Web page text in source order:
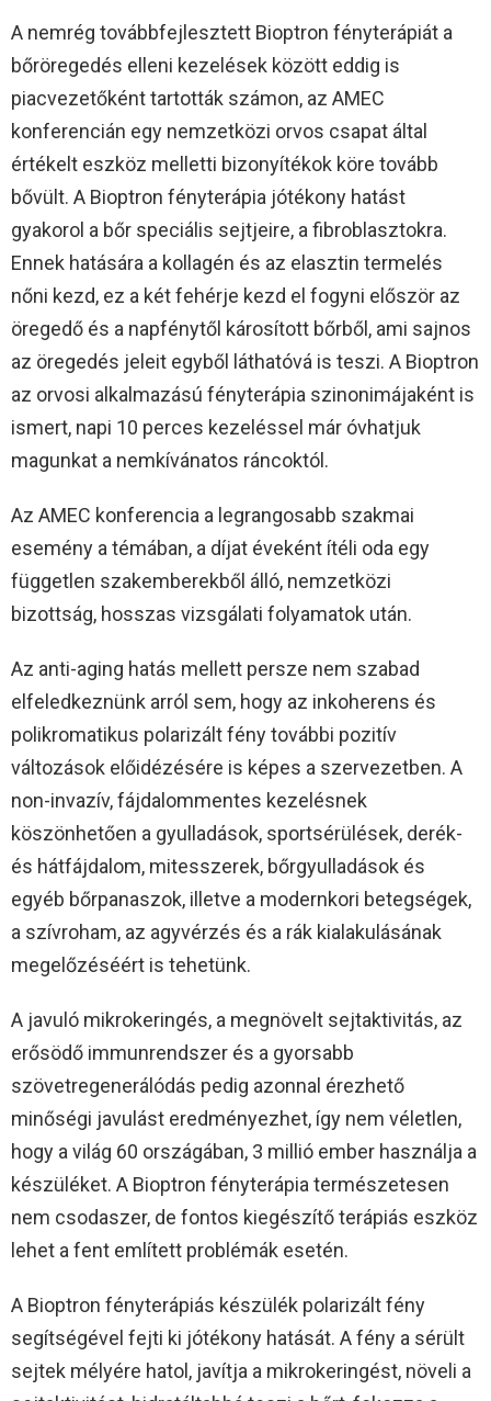
A nemrég továbbfejlesztett Bioptron fényterápiát a
bőröregedés elleni kezelések között eddig is
piacvezetőként tartották számon, az AMEC
konferencián egy nemzetközi orvos csapat által
értékelt eszköz melletti bizonyítékok köre tovább
bővült. A Bioptron fényterápia jótékony hatást
gyakorol a bőr speciális sejtjeire, a fibroblasztokra.
Ennek hatására a kollagén és az elasztin termelés
nőni kezd, ez a két fehérje kezd el fogyni először az
öregedő és a napfénytől károsított bőrből, ami sajnos
az öregedés jeleit egyből láthatóvá is teszi. A Bioptron
az orvosi alkalmazású fényterápia szinonimájaként is
ismert, napi 10 perces kezeléssel már óvhatjuk
magunkat a nemkívánatos ráncoktól.
Az AMEC konferencia a legrangosabb szakmai
esemény a témában, a díjat éveként ítéli oda egy
független szakemberekből álló, nemzetközi
bizottság, hosszas vizsgálati folyamatok után.
Az anti-aging hatás mellett persze nem szabad
elfeledkeznünk arról sem, hogy az inkoherens és
polikromatikus polarizált fény további pozitív
változások előidézésére is képes a szervezetben. A
non-invazív, fájdalommentes kezelésnek
köszönhetően a gyulladások, sportsérülések, derék-
és hátfájdalom, mitesszerek, bőrgyulladások és
egyéb bőrpanaszok, illetve a modernkori betegségek,
a szívroham, az agyvérzés és a rák kialakulásának
megelőzéséért is tehetünk.
A javuló mikrokeringés, a megnövelt sejtaktivitás, az
erősödő immunrendszer és a gyorsabb
szövetregenerálódás pedig azonnal érezhető
minőségi javulást eredményezhet, így nem véletlen,
hogy a világ 60 országában, 3 millió ember használja a
készüléket. A Bioptron fényterápia természetesen
nem csodaszer, de fontos kiegészítő terápiás eszköz
lehet a fent említett problémák esetén.
A Bioptron fényterápiás készülék polarizált fény
segítségével fejti ki jótékony hatását. A fény a sérült
sejtek mélyére hatol, javítja a mikrokeringést, növeli a